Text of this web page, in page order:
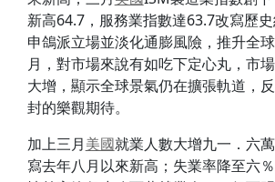
新高64.7，服務業指數達63.7改寫歷
申鴿派立場並淡化通膨風險，推升全
月，對市場來說有如吃下定心丸，市
大增，顯示全球景氣仍在擴張軌道，
封的樂觀期待。
加上三月美國就業人數大增九一．六
寫去年八月以來新高；失業率降至六